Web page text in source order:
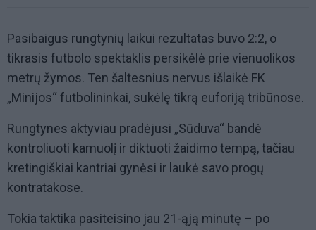
Pasibaigus rungtynių laikui rezultatas buvo 2:2, o
tikrasis futbolo spektaklis persikėlė prie vienuolikos
metrų žymos. Ten šaltesnius nervus išlaikė FK
„Minijos“ futbolininkai, sukėlę tikrą euforiją tribūnose.
Rungtynes aktyviau pradėjusi „Sūduva“ bandė
kontroliuoti kamuolį ir diktuoti žaidimo tempą, tačiau
kretingiškiai kantriai gynėsi ir laukė savo progų
kontratakose.
Tokia taktika pasiteisino jau 21-ąją minutę – po